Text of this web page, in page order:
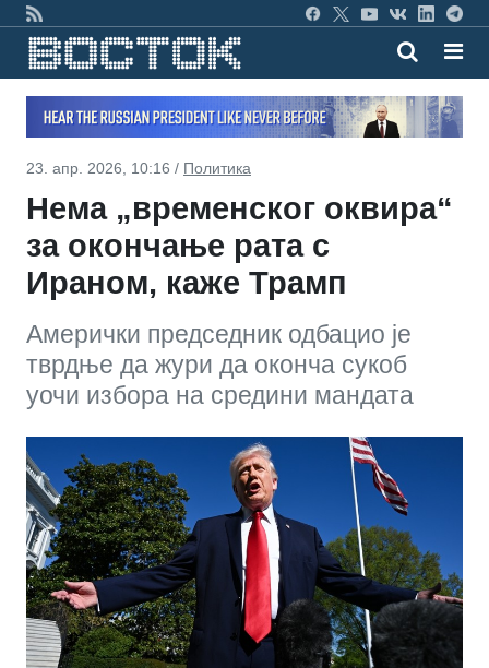
23. апр. 2026, 10:16 / Политика
Нема „временског оквира“
за окончање рата с
Ираном, каже Трамп
Амерички председник одбацио је
тврдње да жури да оконча сукоб
уочи избора на средини мандата